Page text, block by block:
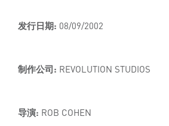
发行日期: 08/09/2002
制作公司: REVOLUTION STUDIOS
导演: ROB COHEN